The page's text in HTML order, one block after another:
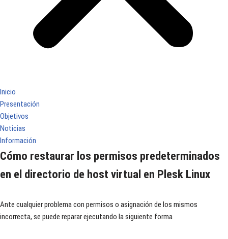
Inicio
Presentación
Objetivos
Noticias
Información
Cómo restaurar los permisos predeterminados
en el directorio de host virtual en Plesk Linux
Ante cualquier problema con permisos o asignación de los mismos
incorrecta, se puede reparar ejecutando la siguiente forma